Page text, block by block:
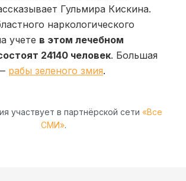
Гульмира Кискина.
наркологического
учете в этом лечебном
24140 человек. Большая
рабы зеленого змия.
участвует в партнёрской сети «Все
СМИ».